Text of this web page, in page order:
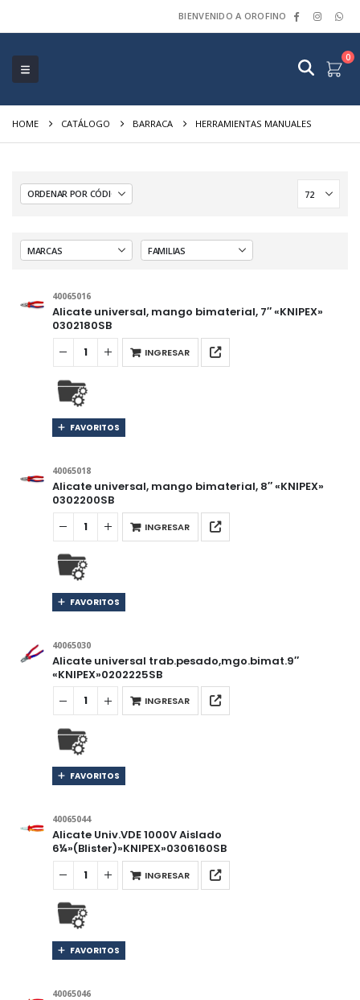
BIENVENIDO A OROFINO
0
HOME CATÁLOGO BARRACA HERRAMIENTAS MANUALES
40065016
Alicate universal, mango bimaterial, 7″ «KNIPEX»
0302180SB
INGRESAR
FAVORITOS
40065018
Alicate universal, mango bimaterial, 8″ «KNIPEX»
0302200SB
INGRESAR
FAVORITOS
40065030
Alicate universal trab.pesado,mgo.bimat.9″
«KNIPEX»0202225SB
INGRESAR
FAVORITOS
40065044
Alicate Univ.VDE 1000V Aislado
6¼»(Blister)»KNIPEX»0306160SB
INGRESAR
FAVORITOS
40065046